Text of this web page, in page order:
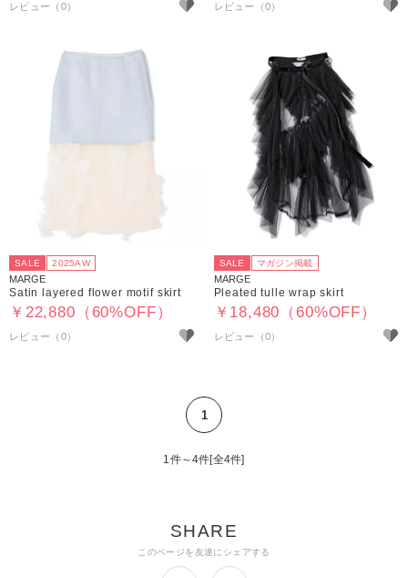
SALE 2025AW
MARGE
Satin layered flower motif skirt
￥22,880（60%OFF）
SALE マガジン掲載
MARGE
Pleated tulle wrap skirt
￥18,480（60%OFF）
1
1件～4件[全4件]